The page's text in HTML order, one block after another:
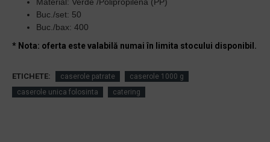
Buc./set: 50
Buc./bax: 400
* Nota: oferta este valabilă numai în limita stocului disponibil.
ETICHETE: caserole patrate
caserole 1000 g
caserole unica folosinta
catering